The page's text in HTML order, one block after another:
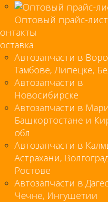
Оптовый прайс-лист
Автозапчасти в
Тамбове, Липецке,
Автозапчасти в
Новосибирске
Автозапчасти в
Башкортостане и
обл
Автозапчасти в
Астрахани,
Ростове
Автозапчасти в
Чечне, Ингушетии